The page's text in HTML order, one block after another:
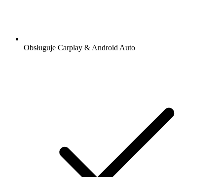
Obsługuje Carplay & Android Auto